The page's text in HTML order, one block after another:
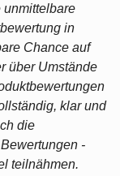
unmittelbare
in
Chance auf
über Umstände
klar und
die
-
teilnähmen.